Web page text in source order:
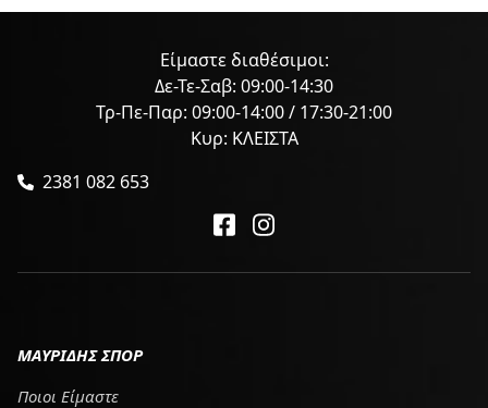
Είμαστε διαθέσιμοι:
Δε-Τε-Σαβ: 09:00-14:30
Τρ-Πε-Παρ: 09:00-14:00 / 17:30-21:00
Κυρ: ΚΛΕΙΣΤΑ
2381 082 653
ΜΑΥΡΙΔΗΣ ΣΠΟΡ
Ποιοι Είμαστε